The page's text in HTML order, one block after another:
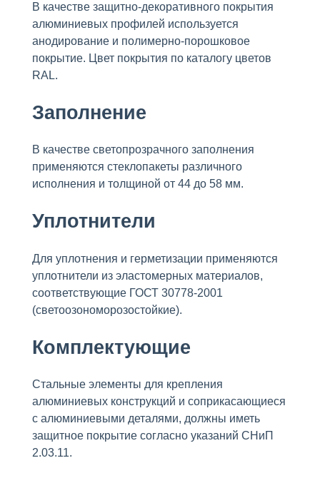
В качестве защитно-декоративного покрытия
алюминиевых профилей используется
анодирование и полимерно-порошковое
покрытие. Цвет покрытия по каталогу цветов
RAL.
Заполнение
В качестве светопрозрачного заполнения
применяются стеклопакеты различного
исполнения и толщиной от 44 до 58 мм.
Уплотнители
Для уплотнения и герметизации применяются
уплотнители из эластомерных материалов,
соответствующие ГОСТ 30778-2001
(светоозономорозостойкие).
Комплектующие
Стальные элементы для крепления
алюминиевых конструкций и соприкасающиеся
с алюминиевыми деталями, должны иметь
защитное покрытие согласно указаний СНиП
2.03.11.